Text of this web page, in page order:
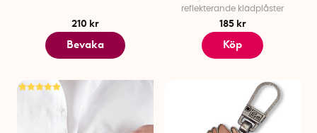
210 kr
Bevaka
reflekterande klädplåster
185 kr
Köp